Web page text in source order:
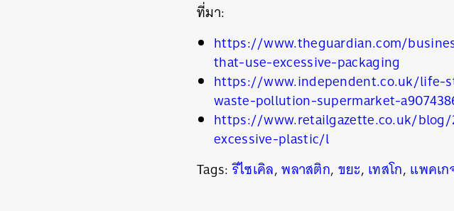
ที่มา:
https://www.theguardian.com/
that-use-excessive-packaging
https://www.independent.co.uk/life-
waste-pollution-supermarket-
https://www.retailgazette.co.uk/
excessive-plastic/l
Tags:รีไซเคิล,พลาสติก, ขยะ, เทสโก, แพคเก
ค้นหา
SHARE